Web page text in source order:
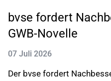
bvse fordert
GWB-Novelle
07 Juli 2026
Der bvse fordert